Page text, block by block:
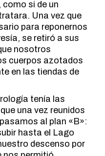
si de un
Una vez que
para reponernos
se retiró a sus
nosotros
cuerpos azotados
en las tiendas de
tenía las
una vez reunidos
al plan «B»:
hasta el Lago
descenso por